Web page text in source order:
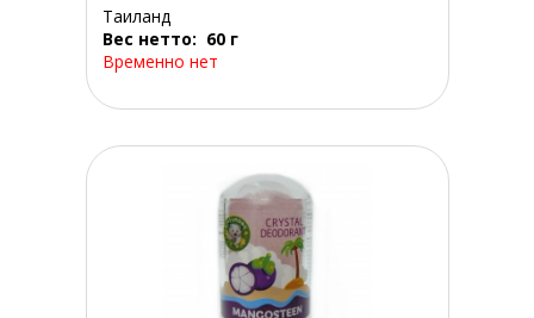
Таиланд
Вес нетто: 60 г
Временно нет